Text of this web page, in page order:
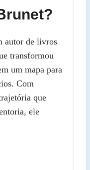
autor de livros
transformou
um mapa para
Com
que
ele